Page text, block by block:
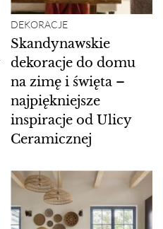
DEKORACJE
Skandynawskie
dekoracje do domu
na zimę i święta –
najpiękniejsze
inspiracje od Ulicy
Ceramicznej